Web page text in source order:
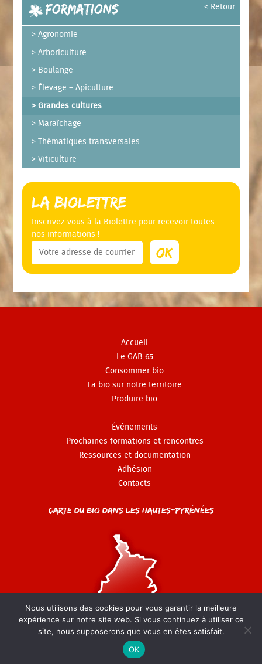
< Retour
Formations
Agronomie
Arboriculture
Boulange
Élevage – Apiculture
Grandes cultures
Maraîchage
Thématiques transversales
Viticulture
La Biolettre
Inscrivez-vous à la Biolettre pour recevoir toutes
nos informations !
Accueil
Le GAB 65
Consommer bio
La bio sur notre territoire
Produire bio
Événements
Prochaines formations et rencontres
Ressources et documentation
Adhésion
Contacts
Carte du Bio dans les Hautes-Pyrénées
© GAB 65 - 2022-2026 - Mentions légales -Politique de
confidentialité
Nous utilisons des cookies pour vous garantir la meilleure
expérience sur notre site web. Si vous continuez à utiliser ce
site, nous supposerons que vous en êtes satisfait.
OK